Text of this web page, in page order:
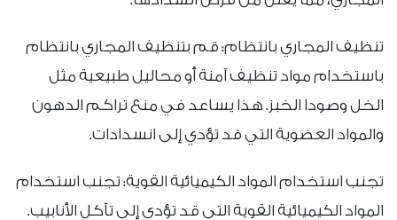
تنظيف المجاري بانتظام: قم بتنظيف المجاري بانتظام
باستخدام مواد تنظيف آمنة أو محاليل طبيعية مثل
الخل وصودا الخبز. هذا يساعد في منع تراكم الدهون
والمواد العضوية التي قد تؤدي إلى انسدادات.
تجنب استخدام المواد الكيميائية القوية: تجنب استخدام
المواد الكيميائية القوية التي قد تؤدي إلى تآكل الأنابيب.